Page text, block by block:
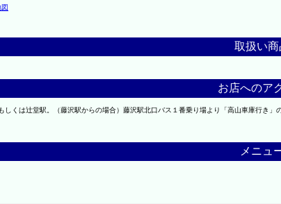
取扱い商
お店へのア
しくは辻堂駅。（藤沢駅からの場合）藤沢駅北口バス１番乗り場より「高山車庫行
メニュ